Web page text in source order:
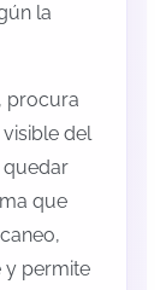
la
procura
del
quedar
que
y permite